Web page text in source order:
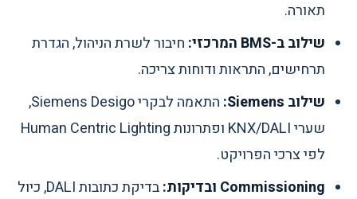
תאורה.
שילוב ב-BMS המרכזי:
חיבור לשרת הניהול, הגדרת
תרחישים, התראות ודוחות צריכה.
שילוב Siemens:
התאמה לבקרי Siemens Desigo,
שערי KNX/DALI ופתרונות Human Centric Lighting
לפי צרכי הפרויקט.
Commissioning ובדיקות:
בדיקת כתובות DALI, כיול